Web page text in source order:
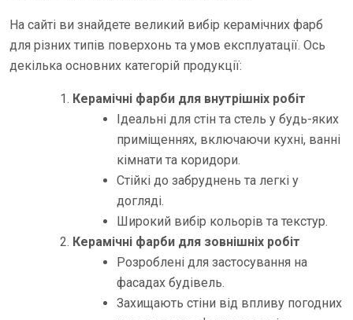
На сайті ви знайдете великий вибір керамічних фарб
для різних типів поверхонь та умов експлуатації. Ось
декілька основних категорій продукції:
Керамічні фарби для внутрішніх робіт
Ідеальні для стін та стель у будь-яких
приміщеннях, включаючи кухні, ванні
кімнати та коридори.
Стійкі до забруднень та легкі у
догляді.
Широкий вибір кольорів та текстур.
Керамічні фарби для зовнішніх робіт
Розроблені для застосування на
фасадах будівель.
Захищають стіни від впливу погодних